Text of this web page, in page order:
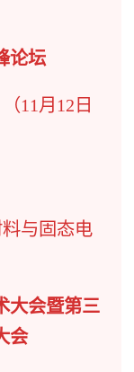
论坛
11月12日
与固态电
大会暨第三
会